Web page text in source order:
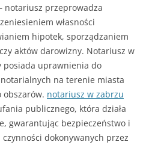
notariusz przeprowadza
własności
hipotek, sporządzaniem
aktów darowizny. Notariusz w
posiada uprawnienia do
na terenie miasta
obszarów. notariusz w zabrzu
publicznego, która działa
gwarantując bezpieczeństwo i
dokonywanych przez